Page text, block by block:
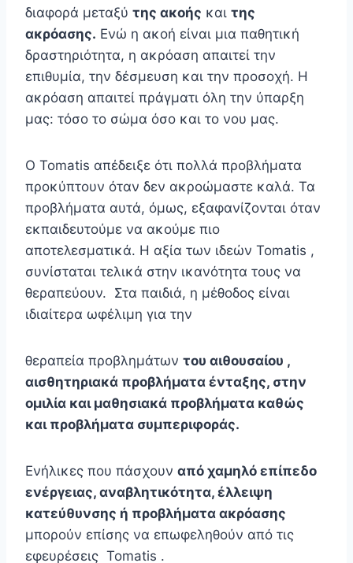
διαφορά μεταξύ της ακοής και της
ακρόασης. Ενώ η ακοή είναι μια παθητική
δραστηριότητα, η ακρόαση απαιτεί την
επιθυμία, την δέσμευση και την προσοχή. Η
ακρόαση απαιτεί πράγματι όλη την ύπαρξη
μας: τόσο το σώμα όσο και το νου μας.
Ο Tomatis απέδειξε ότι πολλά προβλήματα
προκύπτουν όταν δεν ακροώμαστε καλά. Τα
προβλήματα αυτά, όμως, εξαφανίζονται όταν
εκπαιδευτούμε να ακούμε πιο
αποτελεσματικά. Η αξία των ιδεών Tomatis ,
συνίσταται τελικά στην ικανότητα τους να
θεραπεύουν. Στα παιδιά, η μέθοδος είναι
ιδιαίτερα ωφέλιμη για την
θεραπεία προβλημάτων του αιθουσαίου ,
αισθητηριακά προβλήματα ένταξης, στην
ομιλία και μαθησιακά προβλήματα καθώς
και προβλήματα συμπεριφοράς.
Ενήλικες που πάσχουν από χαμηλό επίπεδο
ενέργειας, αναβλητικότητα, έλλειψη
κατεύθυνσης ή προβλήματα ακρόασης
μπορούν επίσης να επωφεληθούν από τις
εφευρέσεις Tomatis .